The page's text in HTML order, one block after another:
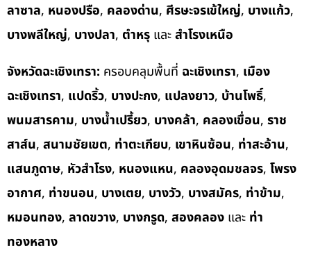
ลาซาล, หนองปรือ, คลองด่าน, ศีรษะจรเข้ใหญ่, บางแก้ว,
บางพลีใหญ่, บางปลา, ตำหรุ และสำโรงเหนือ
จังหวัดฉะเชิงเทรา: ครอบคลุมพื้นที่ ฉะเชิงเทรา, เมือง
ฉะเชิงเทรา, แปดริ้ว, บางปะกง, แปลงยาว, บ้านโพธิ์,
พนมสารคาม, บางน้ำเปรี้ยว, บางคล้า, คลองเขื่อน, ราช
สาส์น, สนามชัยเขต, ท่าตะเกียบ, เขาหินซ้อน, ท่าสะอ้าน,
แสนภูดาษ, หัวสำโรง, หนองแหน, คลองอุดมชลจร, โพรง
อากาศ, ท่าขนอน, บางเตย, บางวัว, บางสมัคร, ท่าข้าม,
หมอนทอง, ลาดขวาง, บางกรูด, สองคลอง และ ท่า
ทองหลาง